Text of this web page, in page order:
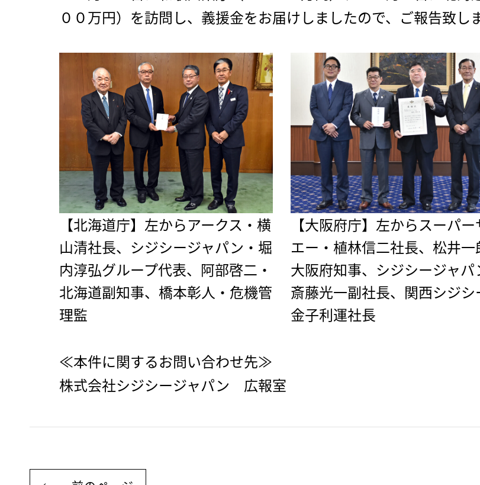
００万円）を訪問し、義援金をお届けしましたので、ご報告致しま
【北海道庁】左からアークス・横
山清社長、シジシージャパン・堀
内淳弘グループ代表、阿部啓二・
北海道副知事、橋本彰人・危機管
理監
【大阪府庁】左からスーパー
エー・植林信二社長、松井一
大阪府知事、シジシージャパ
斎藤光一副社長、関西シジシ
金子利運社長
≪本件に関するお問い合わせ先≫
株式会社シジシージャパン 広報室